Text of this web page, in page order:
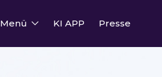
Menü KI APP Presse